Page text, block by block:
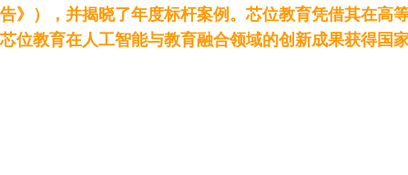
告》），并揭晓了年度标杆案例。芯位教育凭借其在高
芯位教育在人工智能与教育融合领域的创新成果获得国